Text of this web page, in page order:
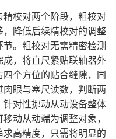
校对两个阶段，粗校对
降低后续精校对的调整
。粗校对无需精密检测
，将直尺紧贴联轴器外
个方位的贴合缝隙，同
眼与塞尺读数，判断两
对性挪动从动设备整体
动从动端为调整对象，
高精度，只需将明显的